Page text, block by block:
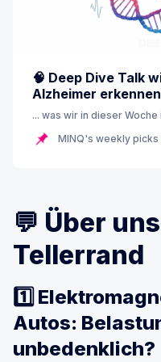
🧠 Deep Dive Talk
Alzheimer
... was wir in dieser
MINQ's weekly picks
💬 Über
Tellerrand
1️⃣
Autos:
unbedenklich?